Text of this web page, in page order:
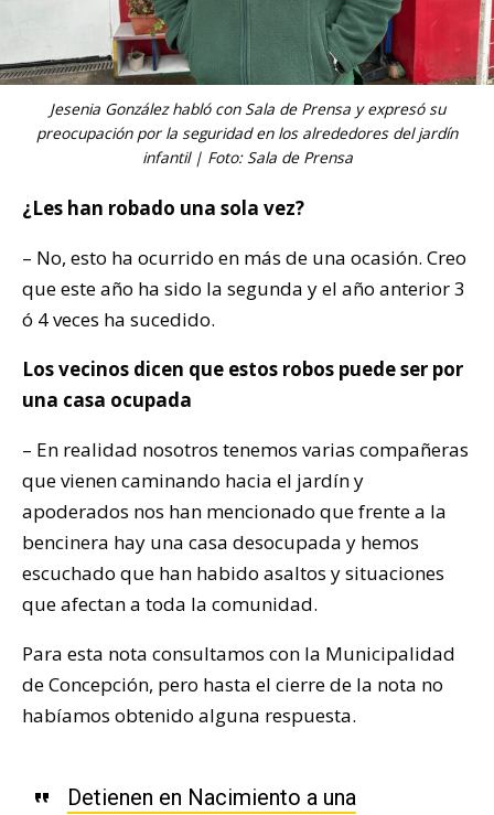
Jesenia González habló con Sala de Prensa y expresó su
preocupación por la seguridad en los alrededores del jardín
infantil | Foto: Sala de Prensa
¿Les han robado una sola vez?
– No, esto ha ocurrido en más de una ocasión. Creo
que este año ha sido la segunda y el año anterior 3
ó 4 veces ha sucedido.
Los vecinos dicen que estos robos puede ser por
una casa ocupada
– En realidad nosotros tenemos varias compañeras
que vienen caminando hacia el jardín y
apoderados nos han mencionado que frente a la
bencinera hay una casa desocupada y hemos
escuchado que han habido asaltos y situaciones
que afectan a toda la comunidad.
Para esta nota consultamos con la Municipalidad
de Concepción, pero hasta el cierre de la nota no
habíamos obtenido alguna respuesta.
Detienen en Nacimiento a una